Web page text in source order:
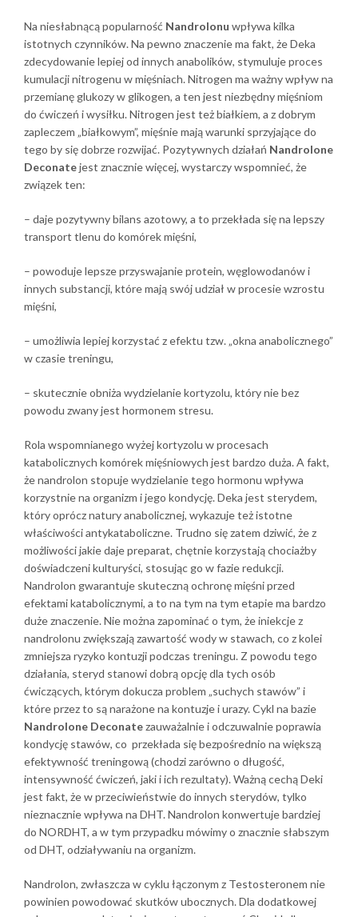
Na niesłabnącą popularność Nandrolonu wpływa kilka
istotnych czynników. Na pewno znaczenie ma fakt, że Deka
zdecydowanie lepiej od innych anabolików, stymuluje proces
kumulacji nitrogenu w mięśniach. Nitrogen ma ważny wpływ na
przemianę glukozy w glikogen, a ten jest niezbędny mięśniom
do ćwiczeń i wysiłku. Nitrogen jest też białkiem, a z dobrym
zapleczem „białkowym”, mięśnie mają warunki sprzyjające do
tego by się dobrze rozwijać. Pozytywnych działań Nandrolone
Deconatejest znacznie więcej, wystarczy wspomnieć, że
związek ten:
– daje pozytywny bilans azotowy, a to przekłada się na lepszy
transport tlenu do komórek mięśni,
– powoduje lepsze przyswajanie protein, węglowodanów i
innych substancji, które mają swój udział w procesie wzrostu
mięśni,
– umożliwia lepiej korzystać z efektu tzw. „okna anabolicznego”
w czasie treningu,
– skutecznie obniża wydzielanie kortyzolu, który nie bez
powodu zwany jest hormonem stresu.
Rola wspomnianego wyżej kortyzolu w procesach
katabolicznych komórek mięśniowych jest bardzo duża. A fakt,
że nandrolon stopuje wydzielanie tego hormonu wpływa
korzystnie na organizm i jego kondycję. Deka jest sterydem,
który oprócz natury anabolicznej, wykazuje też istotne
właściwości antykataboliczne. Trudno się zatem dziwić, że z
możliwości jakie daje preparat, chętnie korzystają chociażby
doświadczeni kulturyści, stosując go w fazie redukcji.
Nandrolon gwarantuje skuteczną ochronę mięśni przed
efektami katabolicznymi, a to na tym na tym etapie ma bardzo
duże znaczenie. Nie można zapominać o tym, że iniekcje z
nandrolonu zwiększają zawartość wody w stawach, co z kolei
zmniejsza ryzyko kontuzji podczas treningu. Z powodu tego
działania, steryd stanowi dobrą opcję dla tych osób
ćwiczących, którym dokucza problem „suchych stawów” i
które przez to są narażone na kontuzje i urazy. Cykl na bazie
Nandrolone Deconatezauważalnie i odczuwalnie poprawia
kondycję stawów, co przekłada się bezpośrednio na większą
efektywność treningową (chodzi zarówno o długość,
intensywność ćwiczeń, jaki i ich rezultaty). Ważną cechą Deki
jest fakt, że w przeciwieństwie do innych sterydów, tylko
nieznacznie wpływa na DHT. Nandrolon konwertuje bardziej
do NORDHT, a w tym przypadku mówimy o znacznie słabszym
od DHT, odziaływaniu na organizm.
Nandrolon, zwłaszcza w cyklu łączonym z Testosteronem nie
powinien powodować skutków ubocznych. Dla dodatkowej